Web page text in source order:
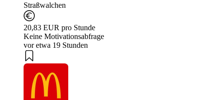
Straßwalchen
20,83 EUR pro Stunde
Keine Motivationsabfrage
vor etwa 19 Stunden